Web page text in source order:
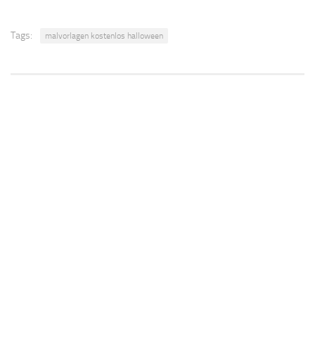
Tags: malvorlagen kostenlos halloween